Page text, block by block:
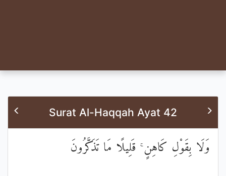
Surat Al-Haqqah Ayat 42
وَلَا بِقَوْلِ كَاهِنٍ ۚ قَلِيلًا مَا تَذَكَّرُونَ